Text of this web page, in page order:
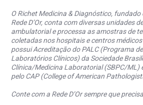
O Richet Medicina & Diagnóstico,
Rede D’Or, conta com diversas unidades
ambulatorial e processa as amostras de
coletadas nos hospitais e centros médicos
possui Acreditação do PALC (Programa
Laboratórios Clínicos) da Sociedade
Clínica/Medicina Laboratorial (SBPC/ML)
pelo CAP (College of American
Conte com a Rede D’Or sempre que